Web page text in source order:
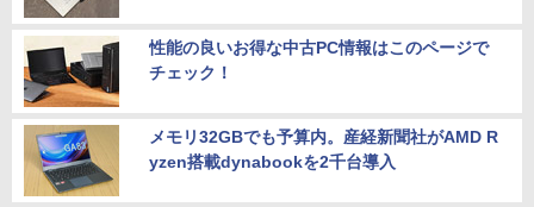
性能の良いお得な中古PC情報はこのページで
チェック！
メモリ32GBでも予算内。産経新聞社がAMD R
yzen搭載dynabookを2千台導入